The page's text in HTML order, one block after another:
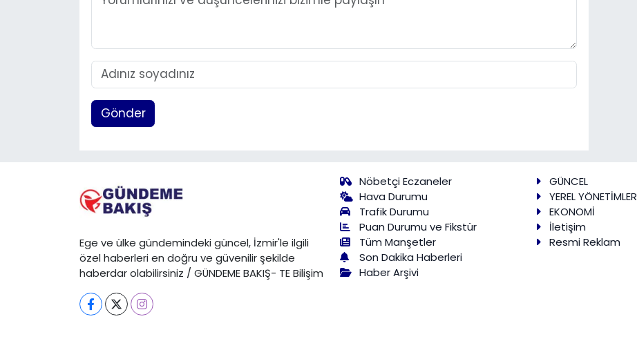
Gönder
Ege ve ülke gündemindeki güncel, İzmir'le ilgili
özel haberleri en doğru ve güvenilir şekilde
haberdar olabilirsiniz / GÜNDEME BAKIŞ- TE Bilişim
Nöbetçi Eczaneler
Hava Durumu
Trafik Durumu
Puan Durumu ve Fikstür
Tüm Manşetler
Son Dakika Haberleri
Haber Arşivi
GÜNCEL
YEREL YÖNETİMLER
EKONOMİ
İletişim
Resmi Reklam